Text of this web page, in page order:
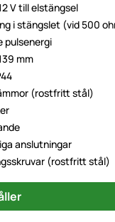
V till elstängsel
i stängslet (vid 500
pulsenergi
mm
(rostfritt stål)
anslutningar
(rostfritt stål)